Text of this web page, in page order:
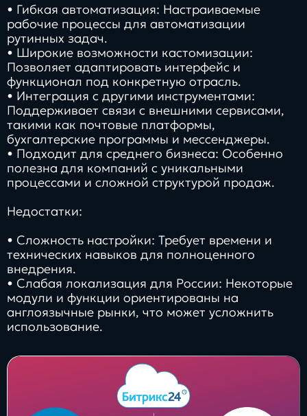
• Гибкая автоматизация: Настраиваемые
рабочие процессы для автоматизации
рутинных задач.
• Широкие возможности кастомизации:
Позволяет адаптировать интерфейс и
функционал под конкретную отрасль.
• Интеграция с другими инструментами:
Поддерживает связи с внешними сервисами,
такими как почтовые платформы,
бухгалтерские программы и мессенджеры.
• Подходит для среднего бизнеса: Особенно
полезна для компаний с уникальными
процессами и сложной структурой продаж.
Недостатки:
• Сложность настройки: Требует времени и
технических навыков для полноценного
внедрения.
• Слабая локализация для России: Некоторые
модули и функции ориентированы на
англоязычные рынки, что может усложнить
использование.